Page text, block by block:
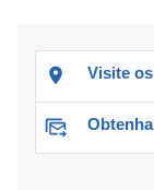
Visite